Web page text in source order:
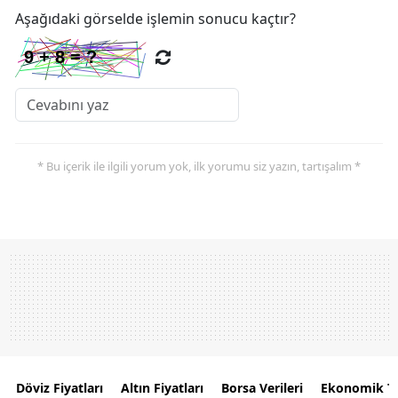
Aşağıdaki görselde işlemin sonucu kaçtır?
* Bu içerik ile ilgili yorum yok, ilk yorumu siz yazın, tartışalım *
Döviz Fiyatları Altın Fiyatları Borsa Verileri Ekonomik